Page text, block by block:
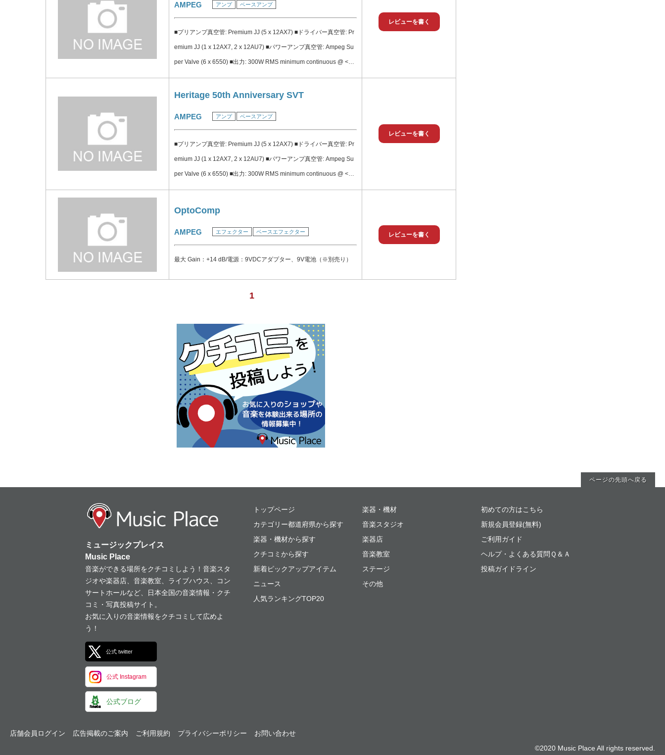
ン・フェイスプレート ■Heritage SVT-810Eに最適
AMPEG アンプ ベースアンプ
■プリアンプ真空管: Premium JJ (5 x 12AX7) ■ドライバー真空管: Pr
emium JJ (1 x 12AX7, 2 x 12AU7) ■パワーアンプ真空管: Ampeg Su
per Valve (6 x 6550) ■出力: 300W RMS minimum continuous @ <
5% THD into @ 2 or 4 ■S/N比: (20 Hz – 20 kHz) 75 75 dB (20 Hz - 2
0 kHz) ■最大Gain: 78 dB @ 1 kHz –3 dB @ 20 Hz & 15 kHz ■トーン
したボイシング(ジャンプ可能) ■チャンネル 2: Voiced after mid 70s
レビューを書く
Heritage 50th Anniversary SVT
AMPEG アンプ ベースアンプ
■プリアンプ真空管: Premium JJ (5 x 12AX7) ■ドライバー真空管: Pr
emium JJ (1 x 12AX7, 2 x 12AU7) ■パワーアンプ真空管: Ampeg Su
per Valve (6 x 6550) ■出力: 300W RMS minimum continuous @ <
5% THD into @ 2 or 4 ■S/N比: (20 Hz – 20 kHz) 75 75 dB (20 Hz - 2
したボイシング(ジャンプ可能) ■チャンネル 2: Voiced after mid 70s
Magnavox era SVT (jumpable) ■Bass: +12/-12 dB @ 40 Hz ■Midran
ge: +10/-20 dB @ 220 Hz, 450 Hz, 800 Hz, 1.6 kHz, or 3 kHz ■Trebl
e: +15/–20 dB @ 4 kHz ■Ultra Lo: +2 dB @ 40 Hz, -10 dB @ 500 Hz
レビューを書く
OptoComp
AMPEG エフェクター ベースエフェクター
最大 Gain：+14 dB/電源：9VDCアダプター、9V電池（※別売り）
レビューを書く
1
ページの先頭へ戻る
ミュージックプレイス
ミュージックプレイス
Music Place
音楽ができる場所をクチコミしよう！音楽スタ
ジオや楽器店、音楽教室、ライブハウス、コン
サートホールなど、日本全国の音楽情報・クチ
コミ・写真投稿サイト。
お気に入りの音楽情報をクチコミして広めよ
う！
公式 twitter
公式 Instagram
公式ブログ
トップページ
カテゴリー都道府県から探す
楽器・機材から探す
クチコミから探す
新着ピックアップアイテム
ニュース
人気ランキングTOP20
楽器・機材
音楽スタジオ
楽器店
音楽教室
ステージ
その他
初めての方はこちら
新規会員登録(無料)
ご利用ガイド
ヘルプ・よくある質問Ｑ＆Ａ
投稿ガイドライン
店舗会員ログイン 広告掲載のご案内 ご利用規約 プライバシーポリシー
お問い合わせ
©2020 Music Place All rights reserved.